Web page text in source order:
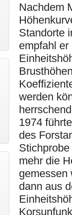
Nachdem
Standorte
empfahl
werden
1974
des
mehr die
gemessen
dann aus